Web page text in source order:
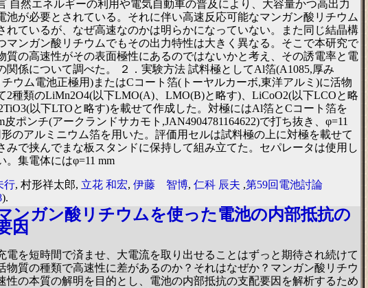
自然エネルギーの利用や電気自動車の普及により、大容量かつ高出力
池が必要とされている。それに伴い高速反応可能なマンガン酸リチウム
れているが、なぜ高速なのかは明らかになっていない。また同じ結晶構
マンガン酸リチウムでもその出力特性は大きく異なる。そこで本研究で
質の高速性がその表面極性にあるのではないかと考え、その誘電率と電
関係について調べた。 ２．実験方法 試料極としてAl箔(A1085,厚み
チウム電池正極用)またはCコート箔(トーヤルカーボ,東洋アルミ)に活物
2種類のLiMn2O4(以下LMO(A)、LMO(B)と略す)、LiCoO2(以下LCOと略
以下LTOと略す)を載せて作成した。対極にはAl箔とCコート箔を
皮ポンチ(アークランドサカモト,JAN4904781164622)で打ち抜き、φ=11
形のアルミニウム箔を用いた。評価用セルは試料極の上に対極を載せて
みで挟んでまな板スタンドに保持して組み立てた。セパレータは使用し
。集電体にはφ=11 mm
行, 村形祥太郎, 立花 和宏, 伊藤 智博, 仁科 辰夫 ,第59回電池討論
).
ンガン酸リチウムを使った電池の内部抵抗の
因
電を短時間で済ませ、大電流を取り出せることはずっと期待され続けて
物質の種類で高速性に差があるのか？それはなぜか？マンガン酸リチウ
性の本質の解明を目的とし、電池の内部抵抗の支配要因を解析するため